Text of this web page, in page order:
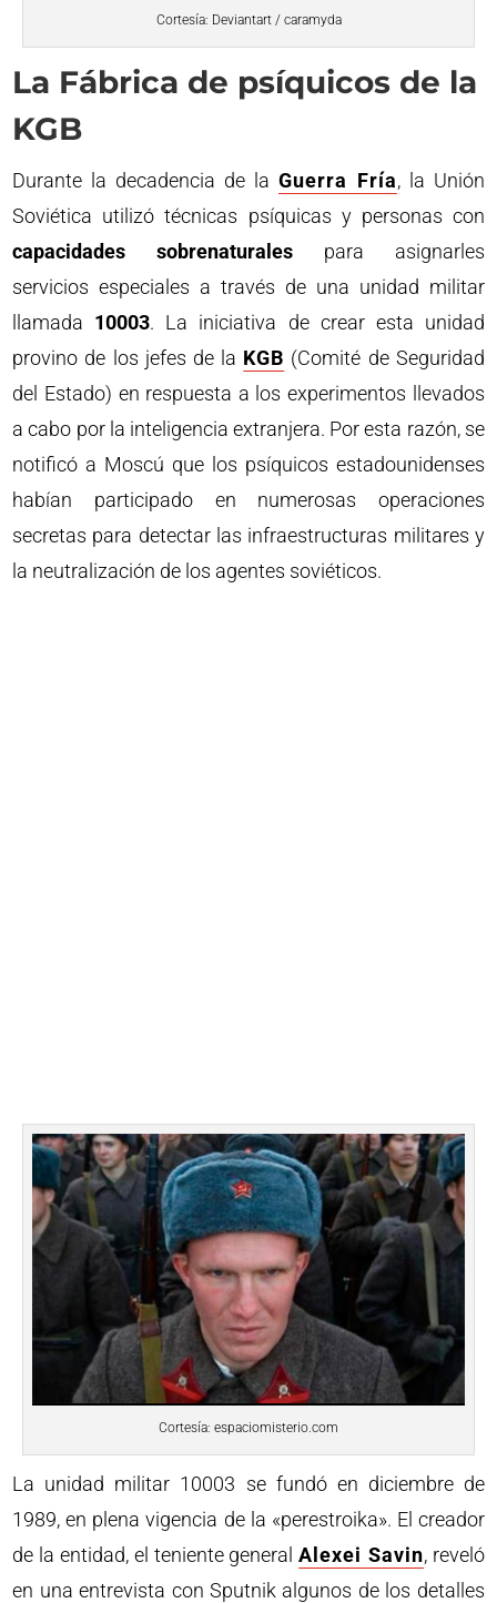
Cortesía: Deviantart / caramyda
La Fábrica de psíquicos de la
KGB
Durante la decadencia de la Guerra Fría, la Unión
Soviética utilizó técnicas psíquicas y personas con
capacidades sobrenaturales para asignarles
servicios especiales a través de una unidad militar
llamada 10003. La iniciativa de crear esta unidad
provino de los jefes de la KGB (Comité de Seguridad
del Estado) en respuesta a los experimentos llevados
a cabo por la inteligencia extranjera. Por esta razón, se
notificó a Moscú que los psíquicos estadounidenses
habían participado en numerosas operaciones
secretas para detectar las infraestructuras militares y
la neutralización de los agentes soviéticos.
Cortesía: espaciomisterio.com
La unidad militar 10003 se fundó en diciembre de
1989, en plena vigencia de la «perestroika». El creador
de la entidad, el teniente generalAlexei Savin, reveló
en una entrevista con Sputnik algunos de los detalles